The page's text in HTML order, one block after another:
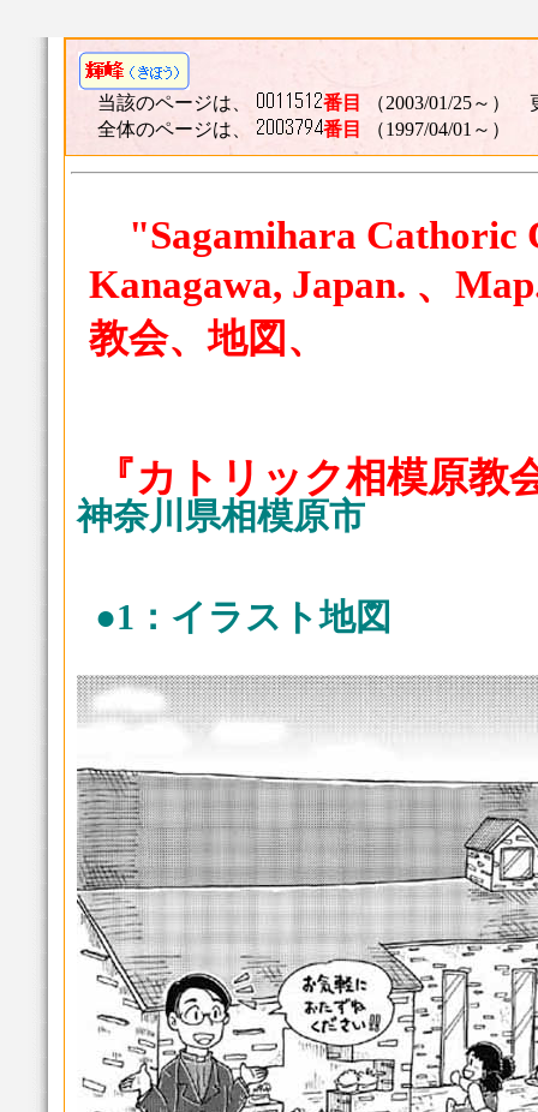
当該のページは、 番目
（2003/01/25～）
全体のページは、
番目 （1997/04/01～）
"Sagamihara Cathoric
Kanagawa, Japan. 、
教会、地図、
『カトリック相模原
神奈川県相模原市
●1：イラスト地図